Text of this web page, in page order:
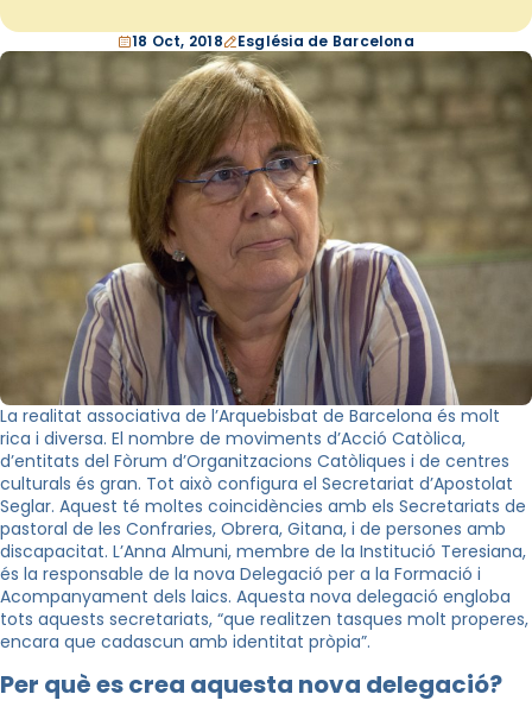
18 Oct, 2018 Església de Barcelona
La realitat associativa de l’Arquebisbat de Barcelona és molt
rica i diversa. El nombre de moviments d’Acció Catòlica,
d’entitats del Fòrum d’Organitzacions Catòliques i de centres
culturals és gran. Tot això configura el Secretariat d’Apostolat
Seglar. Aquest té moltes coincidències amb els Secretariats de
pastoral de les Confraries, Obrera, Gitana, i de persones amb
discapacitat. L’Anna Almuni, membre de la Institució Teresiana,
és la responsable de la nova Delegació per a la Formació i
Acompanyament dels laics. Aquesta nova delegació engloba
tots aquests secretariats, “que realitzen tasques molt properes,
encara que cadascun amb identitat pròpia”.
Per què es crea aquesta nova delegació?